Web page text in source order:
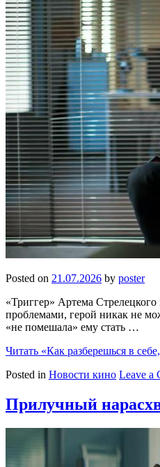
Posted on 21.07.2026 by poster
«Триггер» Артема
проблемами, герой никак не
«не помешала» ему стать …
Читать «Как разберешься в
Posted in Новости кино Leave a
Прилучный